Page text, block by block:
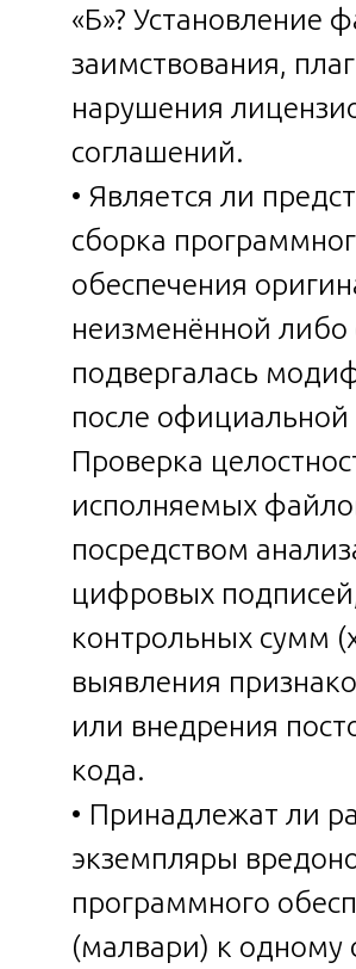
«Б»? Установление
заимствования,
нарушения
соглашений.
• Является ли
сборка
обеспечения
неизменённой либо
подвергалась
после официальной
Проверка
исполняемых
посредством
цифровых
контрольных сумм
выявления
или внедрения
кода.
• Принадлежат ли
экземпляры
программного
(малвари) к одному